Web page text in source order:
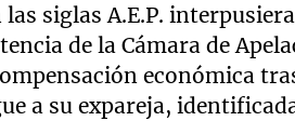
las siglas A.E.P.
de la Cámara de
económica
a su expareja,